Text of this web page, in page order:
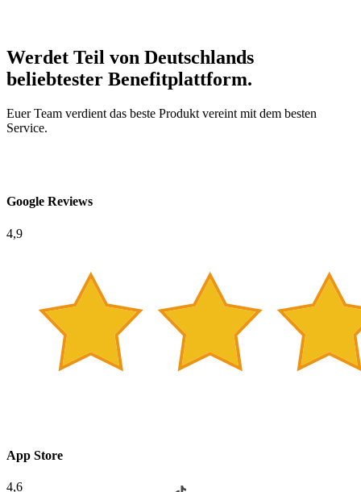
Werdet Teil von Deutschlands
beliebtester Benefitplattform.
Euer Team verdient das beste Produkt vereint mit dem besten
Service.
Google Reviews
4,9
App Store
4,6